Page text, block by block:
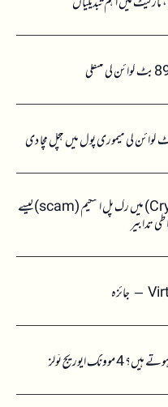
(Rug Pull)رگ پل کیا ہے؟ کرپٹو (Crypto) میں رگ پل اسکیم (scam)کیسے